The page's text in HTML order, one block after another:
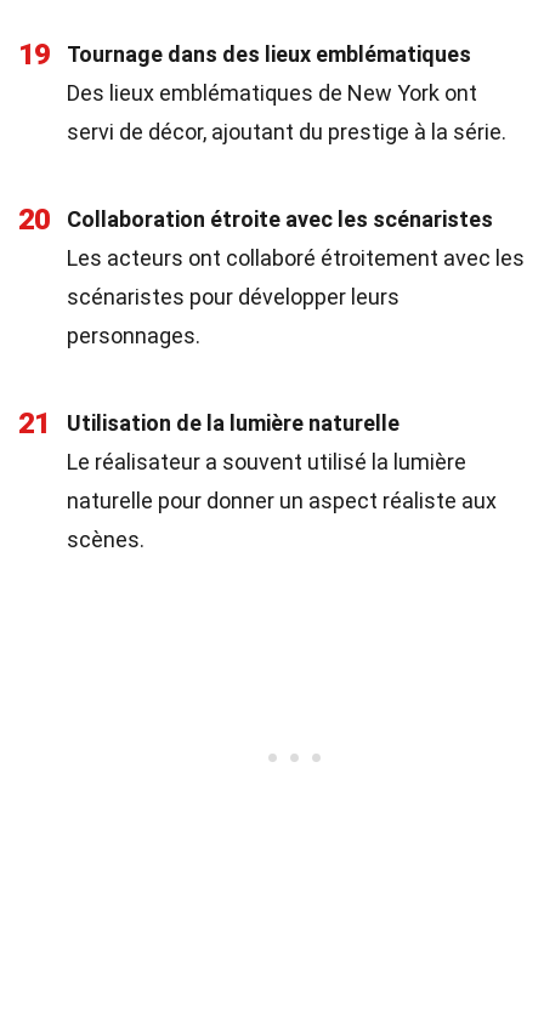
19
Tournage dans des lieux emblématiques
Des lieux emblématiques de New York ont
servi de décor, ajoutant du prestige à la série.
20
Collaboration étroite avec les scénaristes
Les acteurs ont collaboré étroitement avec les
scénaristes pour développer leurs
personnages.
21
Utilisation de la lumière naturelle
Le réalisateur a souvent utilisé la lumière
naturelle pour donner un aspect réaliste aux
scènes.